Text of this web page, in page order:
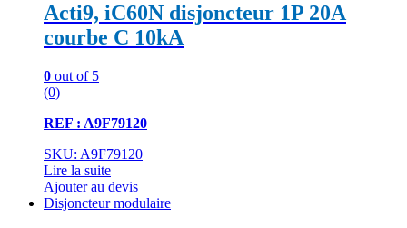
Acti9, iC60N disjoncteur 1P 20A
courbe C 10kA
0 out of 5
(0)
REF : A9F79120
SKU: A9F79120
Lire la suite
Ajouter au devis
Disjoncteur modulaire